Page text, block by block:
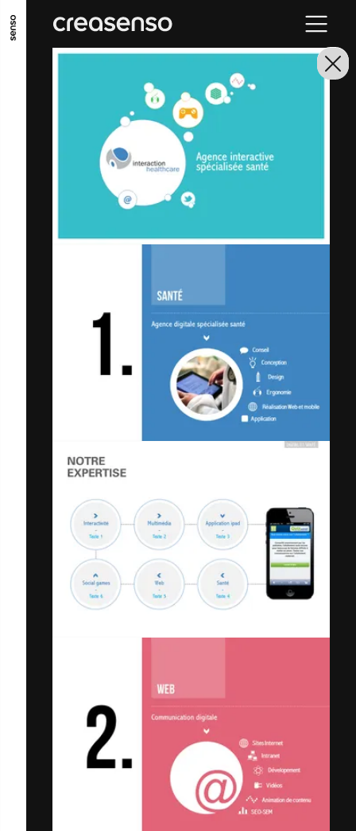
ALLER AU CONTENU PRINCIPAL
ALLER AU MENU PRINCIPAL
ALLER EN BAS DE PAGE